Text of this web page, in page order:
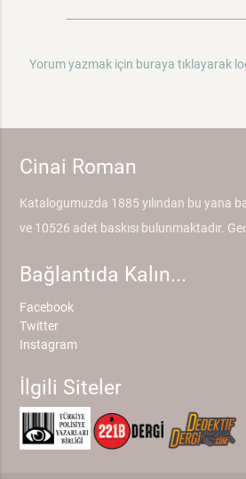
Yorum yazmak için buraya tıklayarak
Cinai Roman
Katalogumuzda 1885 yılından bu yana
ve 10526 adet baskısı bulunmaktadır.
Bağlantıda Kalın...
Facebook
Twitter
Instagram
İlgili Siteler